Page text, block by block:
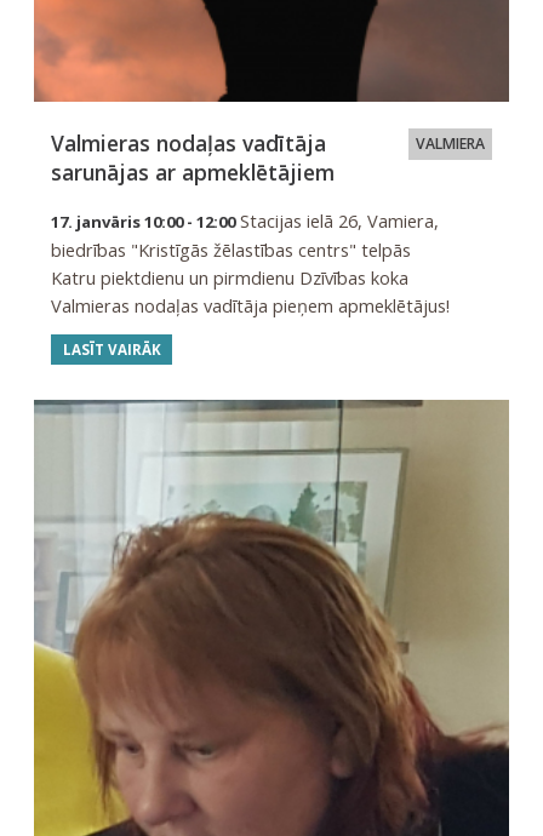
VALMIERA
Valmieras nodaļas vadītāja
sarunājas ar apmeklētājiem
17. janvāris 10:00 - 12:00Stacijas ielā 26, Vamiera,
biedrības "Kristīgās žēlastības centrs" telpās
Katru piektdienu un pirmdienu Dzīvības koka
Valmieras nodaļas vadītāja pieņem apmeklētājus!
LASĪT VAIRĀK